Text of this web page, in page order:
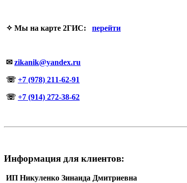
✧ Мы на карте 2ГИС: перейти
✉ zikanik@yandex.ru
☏ +7 (978) 211-62-91
☏ +7 (914) 272-38-62
Информация для клиентов:
ИП Никуленко Зинаида Дмитриевна